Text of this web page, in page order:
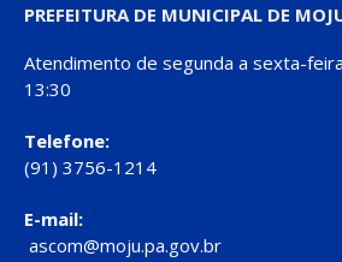
PREFEITURA DE MUNICIPAL DE
Atendimento de segunda a sexta-
13:30
Telefone:
(91) 3756-1214
E-mail:
ascom@moju.pa.gov.br